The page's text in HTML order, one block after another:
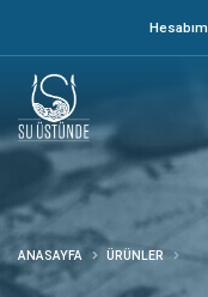
Hesabım
ANASAYFA ÜRÜNLER